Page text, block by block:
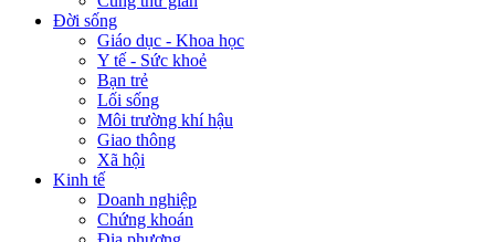
Đời sống
Giáo dục - Khoa học
Y tế - Sức khoẻ
Bạn trẻ
Lối sống
Môi trường khí hậu
Giao thông
Xã hội
Kinh tế
Doanh nghiệp
Chứng khoán